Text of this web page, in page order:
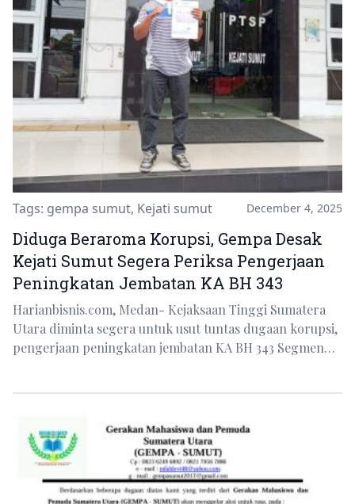
Tags: gempa sumut, Kejati sumut December 4, 2025
Diduga Beraroma Korupsi, Gempa Desak
Kejati Sumut Segera Periksa Pengerjaan
Peningkatan Jembatan KA BH 343
Harianbisnis.com, Medan- Kejaksaan Tinggi Sumatera
Utara diminta segera untuk usut tuntas dugaan korupsi,
pengerjaan peningkatan jembatan KA BH 343 Segmen…